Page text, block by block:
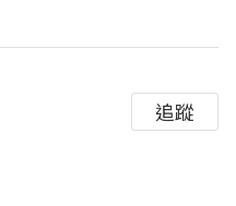
追蹤